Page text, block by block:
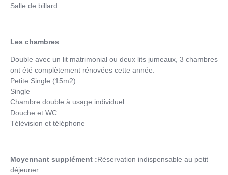
Salle de billard
Les chambres
Double avec un lit matrimonial ou deux lits jumeaux, 3 chambres
ont été complètement rénovées cette année.
Petite Single (15m2).
Single
Chambre double à usage individuel
Douche et WC
Télévision et téléphone
Moyennant supplément :Réservation indispensable au petit
déjeuner